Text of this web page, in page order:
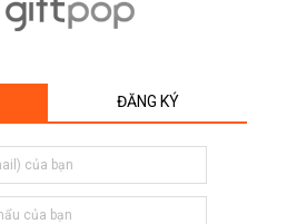
ĐĂNG KÝ